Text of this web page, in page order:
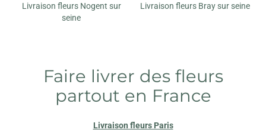
Livraison fleurs Nogent sur
seine
Livraison fleurs Bray sur seine
Faire livrer des fleurs
partout en France
Livraison fleurs Paris